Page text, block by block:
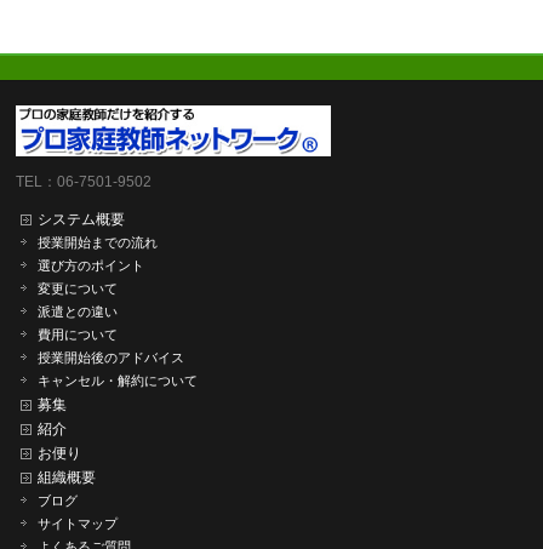
TEL：06-7501-9502
システム概要
授業開始までの流れ
選び方のポイント
変更について
派遣との違い
費用について
授業開始後のアドバイス
キャンセル・解約について
募集
紹介
お便り
組織概要
ブログ
サイトマップ